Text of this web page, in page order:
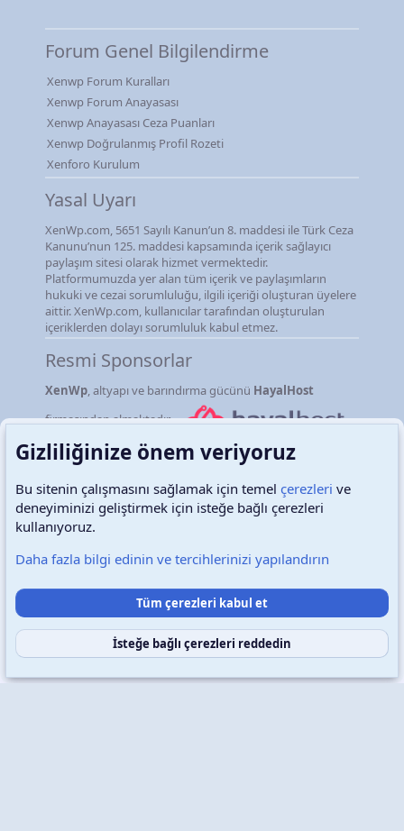
Forum Genel Bilgilendirme
Xenwp Forum Kuralları
Xenwp Forum Anayasası
Xenwp Anayasası Ceza Puanları
Xenwp Doğrulanmış Profil Rozeti
Xenforo Kurulum
Yasal Uyarı
XenWp.com, 5651 Sayılı Kanun’un 8. maddesi ile Türk Ceza
Kanunu’nun 125. maddesi kapsamında içerik sağlayıcı
paylaşım sitesi olarak hizmet vermektedir.
Platformumuzda yer alan tüm içerik ve paylaşımların
hukuki ve cezai sorumluluğu, ilgili içeriği oluşturan üyelere
aittir. XenWp.com, kullanıcılar tarafından oluşturulan
içeriklerden dolayı sorumluluk kabul etmez.
Resmi Sponsorlar
XenWp, altyapı ve barındırma gücünü HayalHost
firmasından almaktadır.
Türkçe (TR) Çerezler
Destek talepleri Bize ulaşın Şartlar ve kurallar
Gizlilik politikası Yardım Ana sayfa
S
Copyright © 2026 XenWp Telif Hakları Saklıdır
Gizliliğinize önem veriyoruz
Bu sitenin çalışmasını sağlamak için temel çerezleri ve
deneyiminizi geliştirmek için isteğe bağlı çerezleri
kullanıyoruz.
Daha fazla bilgi edinin ve tercihlerinizi yapılandırın
Tüm çerezleri kabul et
İsteğe bağlı çerezleri reddedin